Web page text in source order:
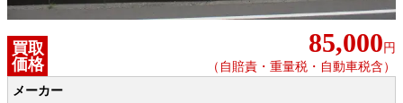
買取
価格
85,000 円
（自賠責・重量税・自動車税含）
メーカー